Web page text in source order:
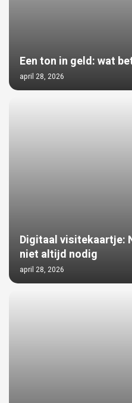
Een ton in geld: wat
april 28, 2026
Digitaal visitekaartje:
niet altijd nodig
april 28, 2026